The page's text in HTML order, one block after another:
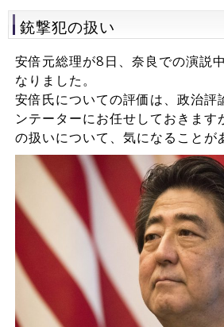
銃撃犯の扱い
安倍元総理が8日、奈良での演説
なりました。
安倍氏についての評価は、政治評
ンテーターにお任せしておきます
の扱いについて、気になることが